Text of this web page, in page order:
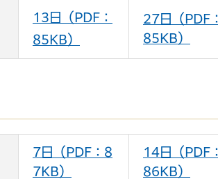
13日（PDF：
85KB）
27日（PDF：
85KB）
7日（PDF：8
7KB）
14日（PDF：
86KB）